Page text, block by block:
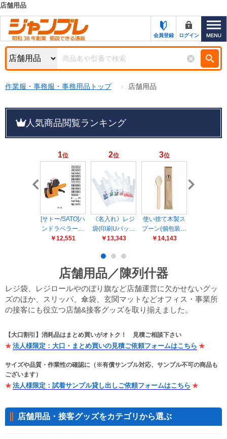
カテゴリー一覧
お知らせ
特集・キャンペーン一覧
初めての方へ
お問い合わせ
FAX注文用紙の印刷
ジャンブレの特長
新規登録キャンペーン
名入れ刺繍
カタログ請求（無料）
試着サンプル無料貸し出し
デジタルカタログ
キーワード検索
キャンペーン
NEW
販売終了
円から
円まで
店舗用品
会員登録 ログイン
作業服・事務服・事務用品トップ 店舗用品
人気商品閲覧ランキング
1位
[サトー/SATO]ハ
ンドラベラー…
￥12,551
2位
《名入れ》レジ
袋(印刷Uバッ…
￥13,343
3位
使い捨て木製ス
プーン(個包装…
￥14,143
店舗用品／陳列什器
レジ袋、レジロールやのぼり旗など店舗運営に欠かせないグッ
ズのほか、スリッパ、傘袋、玄関マットなどオフィス・事業所
の接客にも役立つ店舗&接客グッズを取り揃えました。
【大口割引】消耗品はまとめ買いがオトク！ 見積ご相談下さい
法人様限定：大口・まとめ買いの見積ご依頼フォームはこちら
サイズや品質・作業性の確認に（※有償サンプル対応、サンプル不可の商品も
ございます）
法人様限定：試着サンプル貸し出しご依頼フォームはこちら
店舗用品・接客グッズをカテゴリから選ぶ